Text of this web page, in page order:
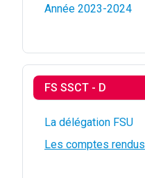
Année 2023-2024
FS SSCT - D
La délégation FSU
Les comptes rendus